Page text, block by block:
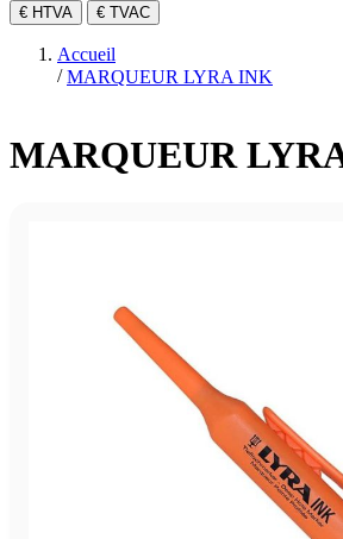
€ HTVA € TVAC
Accueil
/ MARQUEUR LYRA INK
MARQUEUR